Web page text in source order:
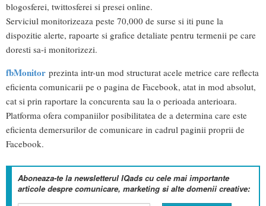
blogosferei, twittosferei si presei online.
Serviciul monitorizeaza peste 70,000 de surse si iti pune la
dispozitie alerte, rapoarte si grafice detaliate pentru termenii pe care
doresti sa-i monitorizezi.
fbMonitor prezinta intr-un mod structurat acele metrice care reflecta
eficienta comunicarii pe o pagina de Facebook, atat in mod absolut,
cat si prin raportare la concurenta sau la o perioada anterioara.
Platforma ofera companiilor posibilitatea de a determina care este
eficienta demersurilor de comunicare in cadrul paginii proprii de
Facebook.
Aboneaza-te la newsletterul IQads cu cele mai importante
articole despre comunicare, marketing si alte domenii creative: